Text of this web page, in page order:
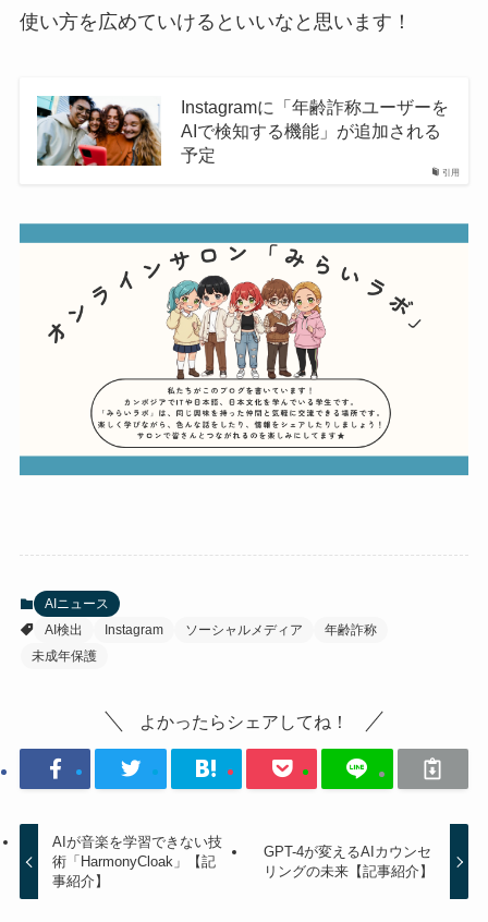
使い方を広めていけるといいなと思います！
引用
Instagramに「年齢詐称ユーザーを
AIで検知する機能」が追加される
予定
AIニュース
AI検出
Instagram ソーシャルメディア
年齢詐称
未成年保護
よかったらシェアしてね！
AIが音楽を学習できない技
術「HarmonyCloak」【記
事紹介】
GPT-4が変えるAIカウンセ
リングの未来【記事紹介】